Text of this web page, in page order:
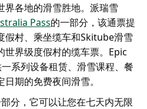
界各地的滑雪胜地。派瑞雪
Pass的一部分，该通票提
假村、乘坐缆车和Skitube滑雪
世界级度假村的缆车票。Epic
系列设备租赁、滑雪课程、餐
期的免费夜间滑雪。
分，它可以让您在七天内无限